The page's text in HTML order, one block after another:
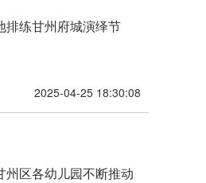
排练甘州府城演绎节
2025-04-25 18:30:08
区各幼儿园不断推动